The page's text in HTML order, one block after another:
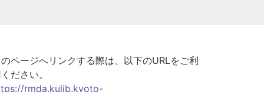
ページへリンクする際は、以下のURLをご利
ださい。
rmda.kulib.kyoto-